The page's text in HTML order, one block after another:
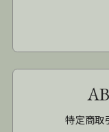
特定商取